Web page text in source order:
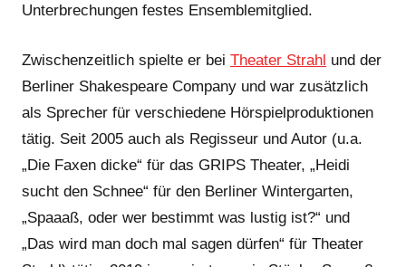
Unterbrechungen festes Ensemblemitglied.
Zwischenzeitlich spielte er bei Theater Strahl und der
Berliner Shakespeare Company und war zusätzlich
als Sprecher für verschiedene Hörspielproduktionen
tätig. Seit 2005 auch als Regisseur und Autor (u.a.
„Die Faxen dicke“ für das GRIPS Theater, „Heidi
sucht den Schnee“ für den Berliner Wintergarten,
„Spaaaß, oder wer bestimmt was lustig ist?“ und
„Das wird man doch mal sagen dürfen“ für Theater